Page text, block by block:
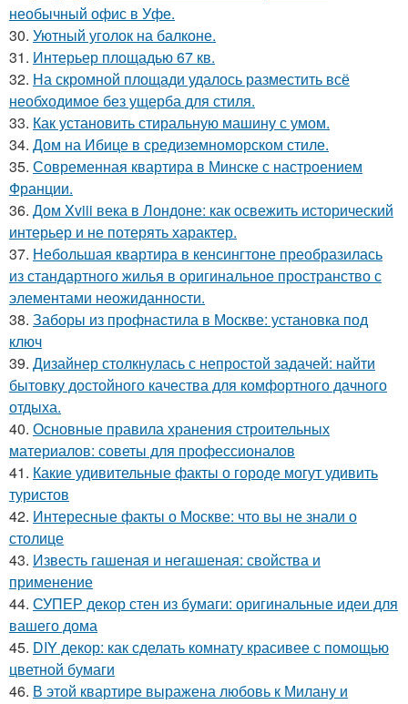
необычный офис в Уфе.
30. Уютный уголок на балконе.
31. Интерьер площадью 67 кв.
32. На скромной площади удалось разместить всё
необходимое без ущерба для стиля.
33. Как установить стиральную машину с умом.
34. Дом на Ибице в средиземноморском стиле.
35. Современная квартира в Минске с настроением
Франции.
36. Дом Xviii века в Лондоне: как освежить исторический
интерьер и не потерять характер.
37. Небольшая квартира в кенсингтоне преобразилась
из стандартного жилья в оригинальное пространство с
элементами неожиданности.
38. Заборы из профнастила в Москве: установка под
ключ
39. Дизайнер столкнулась с непростой задачей: найти
бытовку достойного качества для комфортного дачного
отдыха.
40. Основные правила хранения строительных
материалов: советы для профессионалов
41. Какие удивительные факты о городе могут удивить
туристов
42. Интересные факты о Москве: что вы не знали о
столице
43. Известь гашеная и негашеная: свойства и
применение
44. СУПЕР декор стен из бумаги: оригинальные идеи для
вашего дома
45. DIY декор: как сделать комнату красивее с помощью
цветной бумаги
46. В этой квартире выражена любовь к Милану и